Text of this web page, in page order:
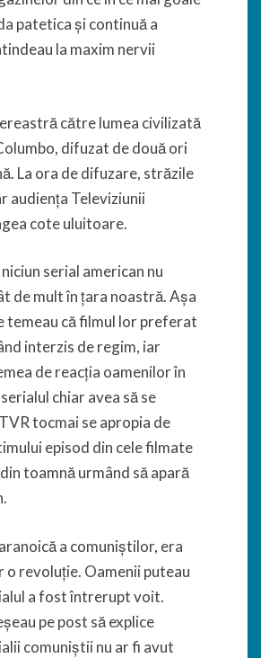
patetica și continuă a
la maxim nervii
către lumea civilizată
difuzat de două ori
La ora de difuzare, străzile
audiența Televiziunii
cote uluitoare.
serial american nu
de mult în țara noastră. Așa
temeau că filmul lor preferat
interzis de regim, iar
de reacția oamenilor în
chiar avea să se
tocmai se apropia de
episod din cele filmate
toamnă urmând să apară
a comuniștilor, era
o revoluție. Oamenii puteau
a fost întrerupt voit.
pe post să explice
comuniștii nu ar fi avut